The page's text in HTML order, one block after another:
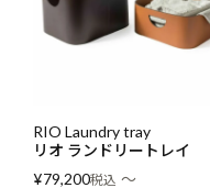
RIO Laundry tray
リオ ランドリートレイ
¥79,200税込 〜